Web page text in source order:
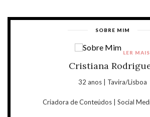
SOBRE MIM
Cristiana
32 anos | Tavira/Lisboa
Criadora de Conteúdos | Social
LER MAIS